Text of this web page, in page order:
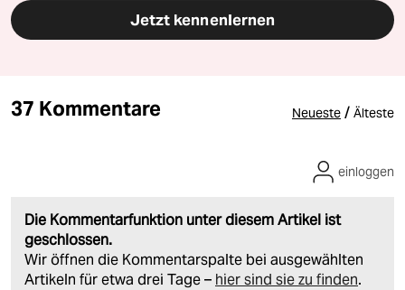
Jetzt kennenlernen
37 Kommentare Neueste / Älteste
Die Kommentarfunktion unter diesem Artikel ist
geschlossen.
Wir öffnen die Kommentarspalte bei ausgewählten
Artikeln für etwa drei Tage – hier sind sie zu finden.
einloggen